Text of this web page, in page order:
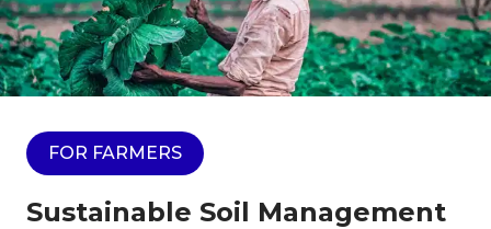
FOR FARMERS
Sustainable Soil Management